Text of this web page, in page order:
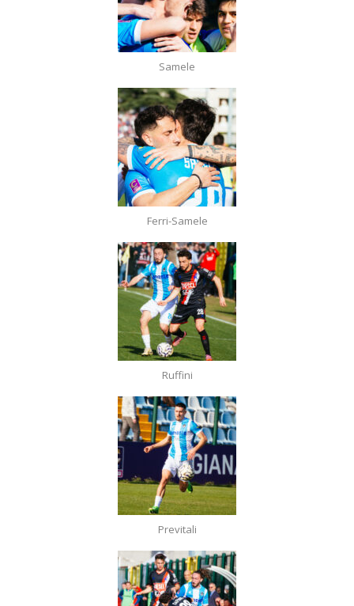
Samele
Ferri-Samele
Ruffini
Previtali